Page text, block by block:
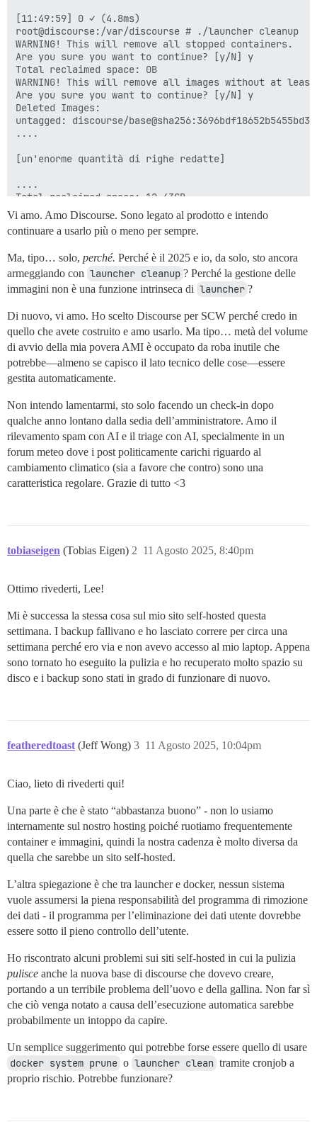
[11:49:59] 0 ✓ (4.8ms)
root@discourse:/var/discourse # ./launcher cleanup
WARNING! This will remove all stopped containers.
Are you sure you want to continue? [y/N] y
Total reclaimed space: 0B
WARNING! This will remove all images without at
Are you sure you want to continue? [y/N] y
Deleted Images:
untagged: discourse/
....
[un'enorme quantità di righe redatte]
....
Total reclaimed space: 12.43GB
[11:50:34] 0 ✓ (27.8s)
root@discourse:/var/discourse # df -h
/dev/root         30G  6.9G   24G  23% /
tmpfs            7.7G     0  7.7G   0% /dev/shm
tmpfs            3.1G  1.1M  3.1G   1% /run
tmpfs            5.0M     0  5.0M   0% /run/lock
efivarfs         128K  3.6K  125K   3% /sys/
/dev/nvme1n1p16  891M  109M  720M  14% /boot
/dev/nvme1n1p15   98M  6.4M   92M   7% /boot/efi
/dev/nvme0n1      32G  346M   30G   2% /var/discourse
tmpfs            1.6G   12K  1.6G   1% /run/user/1001
overlay           30G  6.9G   24G  23% /var/lib/docker/
[11:55:28] 0 ✓ (3.3ms)
root@discourse:/var/discourse #
Vi amo. Amo Discourse. Sono legato al prodotto e intendo
continuare a usarlo più o meno per sempre.
Ma, tipo… solo, perché. Perché è il 2025 e io, da solo, sto ancora
armeggiando con launcher cleanup ? Perché la gestione delle
immagini non è una funzione intrinseca di launcher ?
Di nuovo, vi amo. Ho scelto Discourse per SCW perché credo in
quello che avete costruito e amo usarlo. Ma tipo… metà del volume
di avvio della mia povera AMI è occupato da roba inutile che
potrebbe—almeno se capisco il lato tecnico delle cose—essere
gestita automaticamente.
Non intendo lamentarmi, sto solo facendo un check-in dopo
qualche anno lontano dalla sedia dell’amministratore. Amo il
rilevamento spam con AI e il triage con AI, specialmente in un
forum meteo dove i post politicamente carichi riguardo al
cambiamento climatico (sia a favore che contro) sono una
caratteristica regolare. Grazie di tutto <3
tobiaseigen (Tobias Eigen) 11 Agosto 2025, 8:40pm
2
Ottimo rivederti, Lee!
Mi è successa la stessa cosa sul mio sito self-hosted questa
settimana. I backup fallivano e ho lasciato correre per circa una
settimana perché ero via e non avevo accesso al mio laptop. Appena
sono tornato ho eseguito la pulizia e ho recuperato molto spazio su
disco e i backup sono stati in grado di funzionare di nuovo.
featheredtoast (Jeff Wong) 11 Agosto 2025, 10:04pm
3
Ciao, lieto di rivederti qui!
Una parte è che è stato “abbastanza buono” - non lo usiamo
internamente sul nostro hosting poiché ruotiamo frequentemente
container e immagini, quindi la nostra cadenza è molto diversa da
quella che sarebbe un sito self-hosted.
L’altra spiegazione è che tra launcher e docker, nessun sistema
vuole assumersi la piena responsabilità del programma di rimozione
dei dati - il programma per l’eliminazione dei dati utente dovrebbe
essere sotto il pieno controllo dell’utente.
Ho riscontrato alcuni problemi sui siti self-hosted in cui la pulizia
pulisce anche la nuova base di discourse che dovevo creare,
portando a un terribile problema dell’uovo e della gallina. Non far sì
che ciò venga notato a causa dell’esecuzione automatica sarebbe
probabilmente un intoppo da capire.
Un semplice suggerimento qui potrebbe forse essere quello di usare
docker system prune o launcher clean tramite cronjob a
proprio rischio. Potrebbe funzionare?